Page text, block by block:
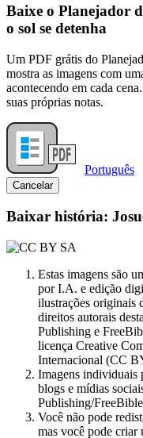
Baixe o Planejador
o sol se detenha
Um PDF grátis do
mostra as imagens com
acontecendo em cada
suas próprias notas.
Português
Cancelar
Baixar história:
Estas imagens são
por I.A. e edição
ilustrações originais
direitos autorais
Publishing e
licença Creative
Internacional (CC
Imagens individuais
blogs e mídias
Publishing/
Você não pode
mas você pode criar